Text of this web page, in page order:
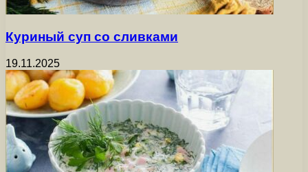
Куриный суп со сливками
19.11.2025